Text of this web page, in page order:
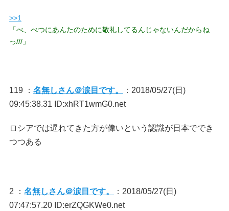
>>1
「べ、べつにあんたのために敬礼してるんじゃないんだからね
っ///」
119 ： 名無しさん＠涙目です。
：2018/05/27(日)
09:45:38.31 ID:xhRT1wmG0.net
ロシアでは遅れてきた方が偉いという認識が日本ででき
つつある
2 ： 名無しさん＠涙目です。
：2018/05/27(日)
07:47:57.20 ID:erZQGKWe0.net